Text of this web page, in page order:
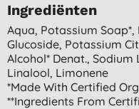
Ingrediënten
Aqua, Potassium
Glucoside, Potassium
Alcohol* Denat., Sodium
Linalool, Limonene
*made With Certified
**ingredients From